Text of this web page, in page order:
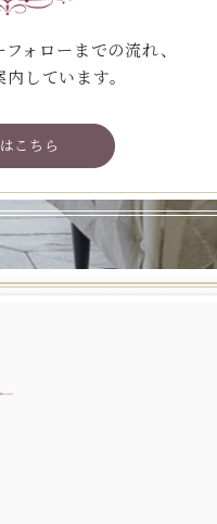
ォローまでの流れ、
しています。
こちら